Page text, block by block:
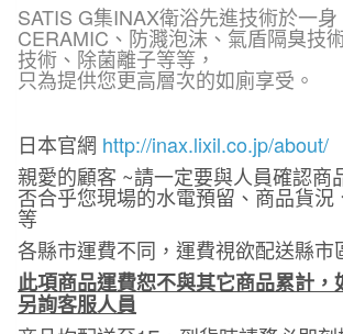
SATIS G集INAX衛浴先進技術於一身
CERAMIC、防濺泡沫、氣盾隔臭技
技術、除菌離子等等，
只為提供您更高層次的如廁享受。
日本官網 http://inax.lixil.co.jp/about/
親愛的顧客 ~請一定要與人員確認商
否合乎您現場的水電預留、商品貨
等
各縣市運費不同，運費視欲配送縣市
此項商品運費恕不與其它商品累計，
另詢客服人員